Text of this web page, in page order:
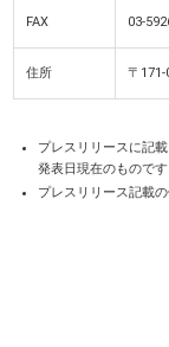
FAX 03-
住所 〒171-
プレスリリースに記
発表日現在のものです
プレスリリース記載